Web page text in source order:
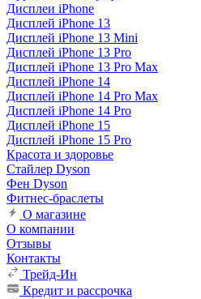
Дисплеи iPhone
Дисплей iPhone 13
Дисплей iPhone 13 Mini
Дисплей iPhone 13 Pro
Дисплей iPhone 13 Pro Max
Дисплей iPhone 14
Дисплей iPhone 14 Pro Max
Дисплей iPhone 14 Pro
Дисплей iPhone 15
Дисплей iPhone 15 Pro
Красота и здоровье
Стайлер Dyson
Фен Dyson
Фитнес-браслеты
О магазине
О компании
Отзывы
Контакты
Трейд-Ин
Кредит и рассрочка